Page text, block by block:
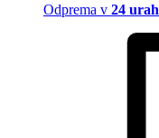
Odprema v 24 urah